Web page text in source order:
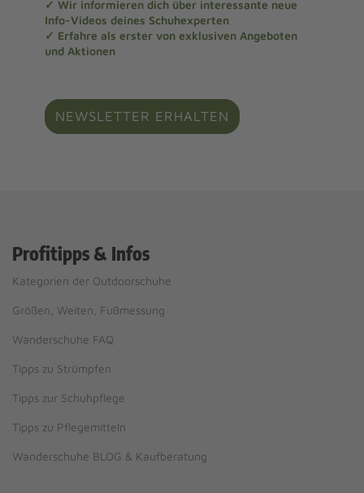
✓ Wir informieren dich über interessante neue
Info-Videos deines Schuhexperten
✓ Erfahre als erster von exklusiven Angeboten
und Aktionen
NEWSLETTER ERHALTEN
Profitipps & Infos
Kategorien der Outdoorschuhe
Größen, Weiten, Fußmessung
Wanderschuhe FAQ
Tipps zu Strümpfen
Tipps zur Schuhpflege
Tipps zu Pflegemitteln
Wanderschuhe BLOG & Kaufberatung